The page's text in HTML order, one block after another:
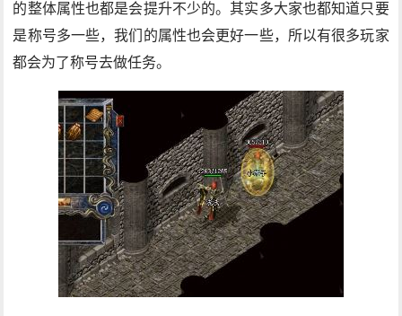
的整体属性也都是会提升不少的。其实多大家也都知道只要
是称号多一些，我们的属性也会更好一些，所以有很多玩家
都会为了称号去做任务。